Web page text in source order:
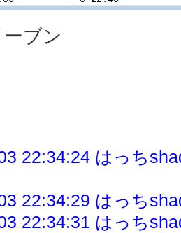
ブン
22:34:24 はっち
22:34:29 はっち
22:34:31 はっち